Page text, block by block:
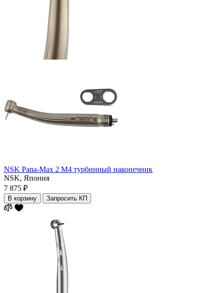
NSK Pana-Max 2 M4 турбинный наконечник
NSK, Япония
7 875 ₽
В корзину Запросить КП